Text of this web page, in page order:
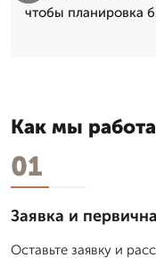
чтобы планировка
Как мы
01
Заявка и
Оставьте заявку и